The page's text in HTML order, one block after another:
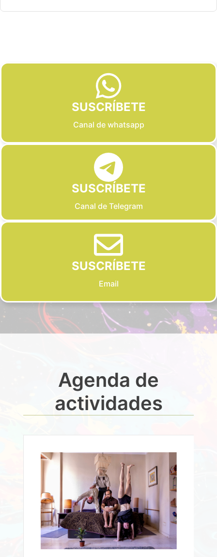
SUSCRÍBETE
Canal de whatsapp
SUSCRÍBETE
Canal de Telegram
SUSCRÍBETE
Email
Agenda de
actividades